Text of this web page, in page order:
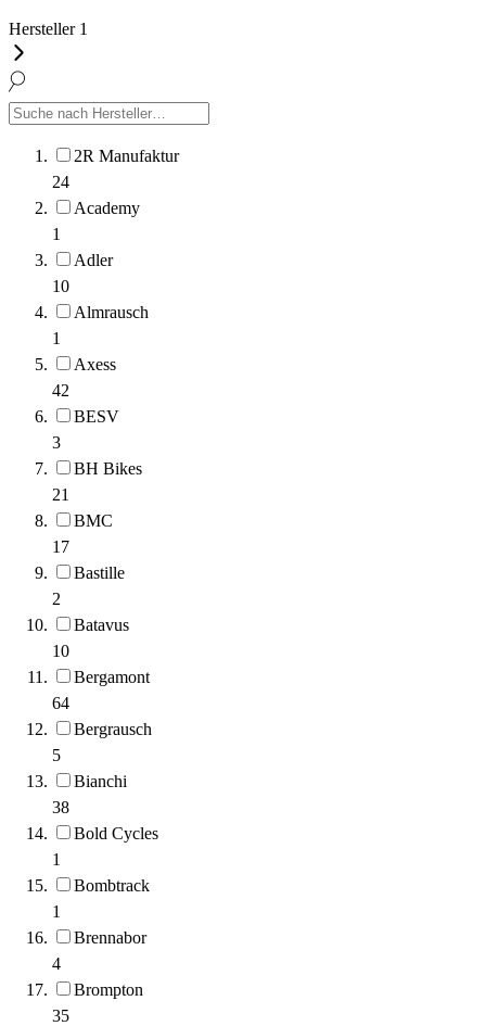
Hersteller 1
2R Manufaktur
24
Academy
1
Adler
10
Almrausch
1
Axess
42
BESV
3
BH Bikes
21
BMC
17
Bastille
2
Batavus
10
Bergamont
64
Bergrausch
5
Bianchi
38
Bold Cycles
1
Bombtrack
1
Brennabor
4
Brompton
35